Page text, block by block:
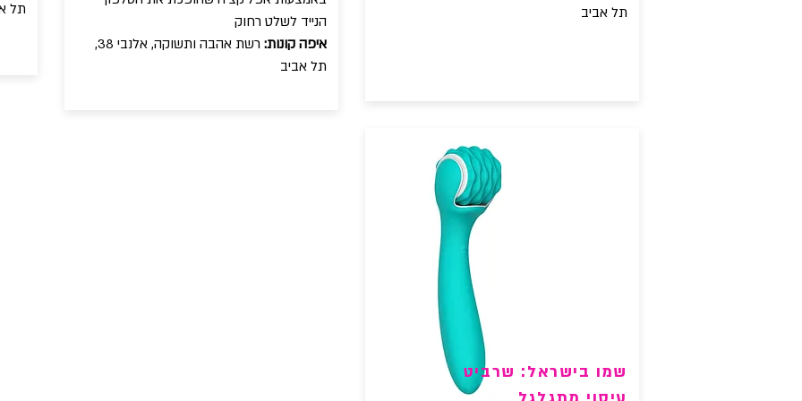
תל אביב
שמו בישראל: שרביט
הנייד לשלט רחוק
איפה קונות:
רשת אהבה ותשוקה, אלנבי 38,
תל אביב
תל